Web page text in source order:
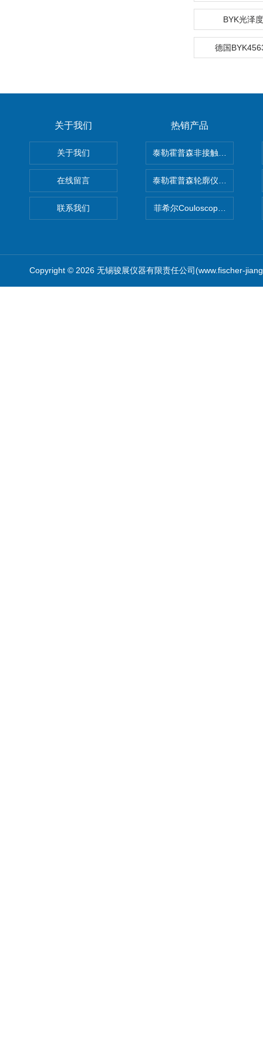
BYK光泽
德国
关于我们
关于我们
在线留言
联系我们
热销产品
泰勒霍普森非接触式轮廓仪
泰勒霍普森轮廓仪|TAYLOR
菲希尔Couloscope CMS2电
Copyright © 2026 无锡骏展仪器有限责任公司(www.fischer-